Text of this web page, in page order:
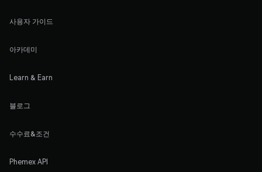
사용자 가이드
아카데미
Learn & Earn
블로그
수수료&조건
Phemex API